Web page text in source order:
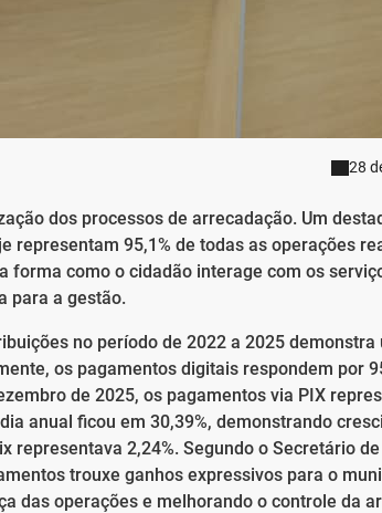
28
dos processos de arrecadação. Um
representam 95,1% de todas as operações
forma como o cidadão interage com os
para a gestão.
no período de 2022 a 2025 demonstra
os pagamentos digitais respondem por
de 2025, os pagamentos via PIX
anual ficou em 30,39%, demonstrando
representava 2,24%. Segundo o Secretário
trouxe ganhos expressivos para o
das operações e melhorando o controle da